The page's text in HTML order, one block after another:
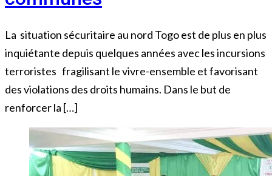
La situation sécuritaire au nord Togo est de plus en plus
inquiétante depuis quelques années avec les incursions
terroristes fragilisant le vivre-ensemble et favorisant
des violations des droits humains. Dans le but de
renforcer la […]